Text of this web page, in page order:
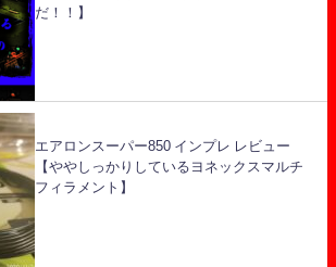
だ！！】
エアロンスーパー850 インプレ レビュー
【ややしっかりしているヨネックスマルチ
フィラメント】